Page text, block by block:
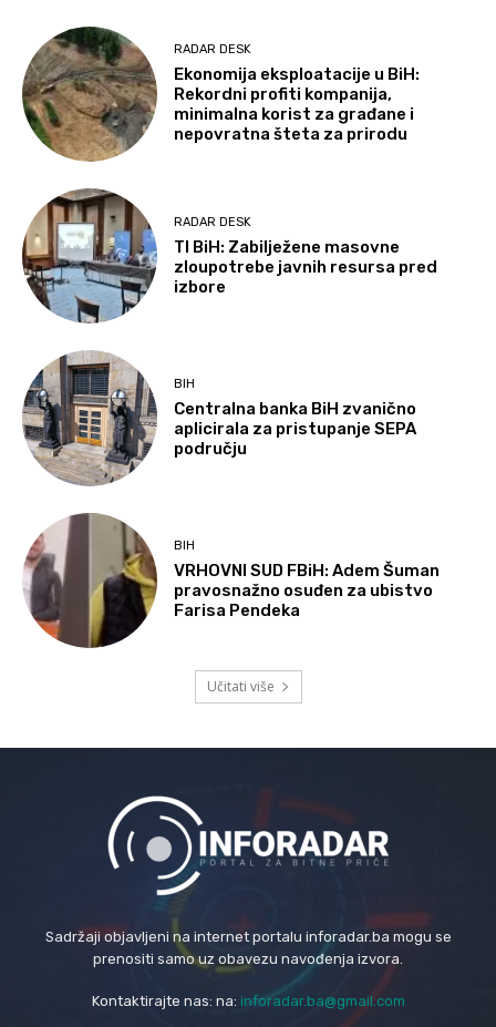
RADAR DESK
Ekonomija eksploatacije u BiH:
Rekordni profiti kompanija,
minimalna korist za građane i
nepovratna šteta za prirodu
RADAR DESK
TI BiH: Zabilježene masovne
zloupotrebe javnih resursa pred
izbore
BIH
Centralna banka BiH zvanično
aplicirala za pristupanje SEPA
području
BIH
VRHOVNI SUD FBiH: Adem Šuman
pravosnažno osuđen za ubistvo
Farisa Pendeka
Učitati više
Sadržaji objavljeni na internet portalu inforadar.ba mogu se
prenositi samo uz obavezu navođenja izvora.
Kontaktirajte nas: na: inforadar.ba@gmail.com